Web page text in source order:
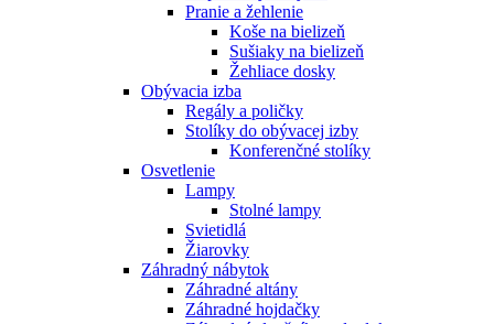
Pranie a žehlenie
Koše na bielizeň
Sušiaky na bielizeň
Žehliace dosky
Obývacia izba
Regály a poličky
Stolíky do obývacej izby
Konferenčné stolíky
Osvetlenie
Lampy
Stolné lampy
Svietidlá
Žiarovky
Záhradný nábytok
Záhradné altány
Záhradné hojdačky